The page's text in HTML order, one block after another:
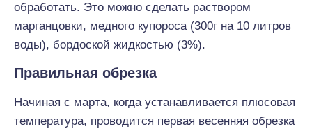
обработать. Это можно сделать раствором
марганцовки, медного купороса (300г на 10 литров
воды), бордоской жидкостью (3%).
Правильная обрезка
Начиная с марта, когда устанавливается плюсовая
температура, проводится первая весенняя обрезка